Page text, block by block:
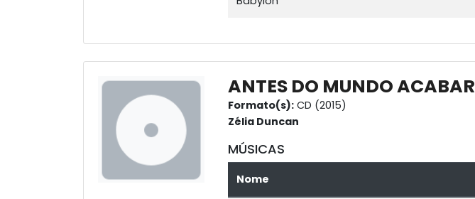
ANTES DO MUNDO ACABAR
Formato(s): CD (2015)
Zélia Duncan
MÚSICAS
Nome